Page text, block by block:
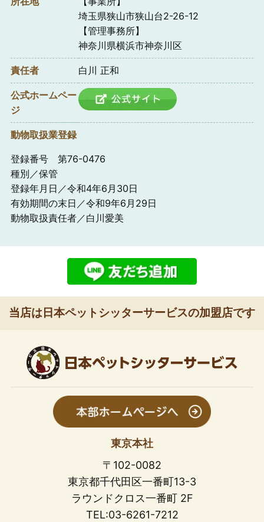
埼玉県狭山市狭山台2-26-12
【管理事務所】
神奈川県横浜市神奈川区
責任者 白川 正和
公式ホームペー
ジ
動物取扱業登録
登録番号 第76-0476
種別／保管
登録年月日／令和4年6月30日
有効期間の末日／令和9年6月29日
動物取扱責任者／白川愛美
当店は日本ペットシッターサービスの加盟店です
東京本社
〒102-0082
東京都千代田区一番町13-3
ラウンドクロス一番町 2F
TEL:03-6261-7212